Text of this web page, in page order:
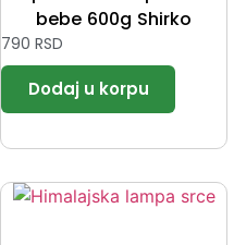
bebe 600g Shirko
790 RSD